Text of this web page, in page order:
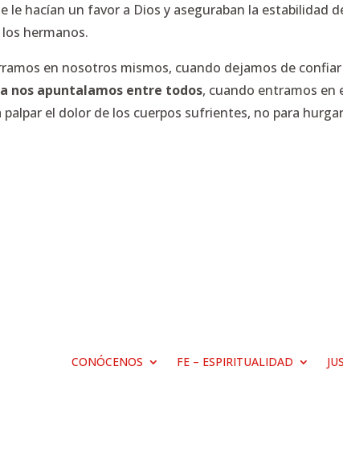
le hacían un favor a Dios y aseguraban la estabilidad
hermanos.
en nosotros mismos, cuando dejamos de
nos apuntalamos entre todos, cuando entramos en
el dolor de los cuerpos sufrientes, no para
CONÓCENOS FE – ESPIRITUALIDAD